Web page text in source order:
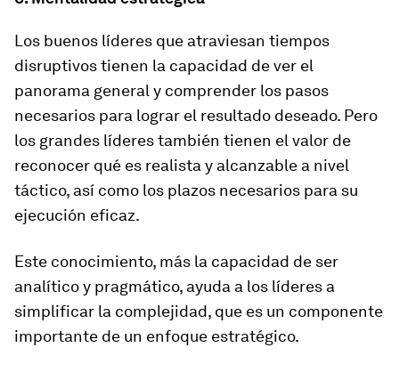
Los buenos líderes que atraviesan tiempos
disruptivos tienen la capacidad de ver el
panorama general y comprender los pasos
necesarios para lograr el resultado deseado. Pero
los grandes líderes también tienen el valor de
reconocer qué es realista y alcanzable a nivel
táctico, así como los plazos necesarios para su
ejecución eficaz.
Este conocimiento, más la capacidad de ser
analítico y pragmático, ayuda a los líderes a
simplificar la complejidad, que es un componente
importante de un enfoque estratégico.